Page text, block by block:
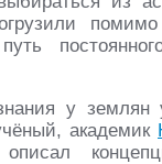
у землян
академик